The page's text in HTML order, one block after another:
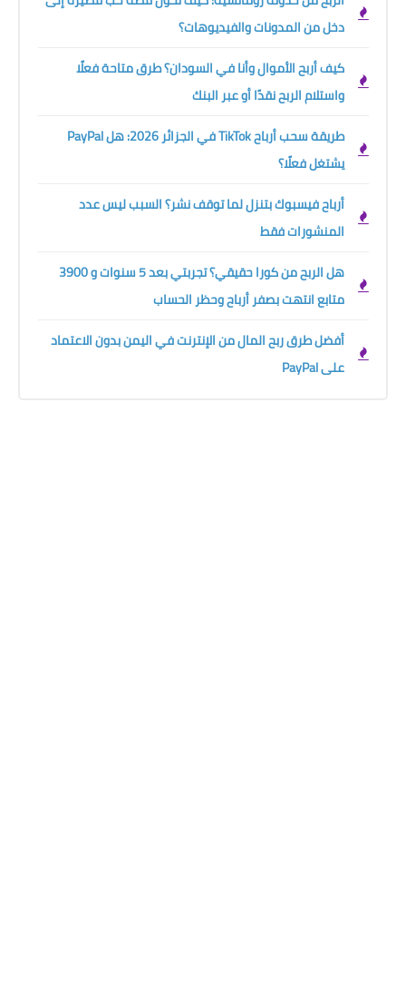
دخل من المدونات والفيديوهات؟
كيف أربح الأموال وأنا في السودان؟ طرق متاحة فعلًا
واستلام الربح نقدًا أو عبر البنك
طريقة سحب أرباح TikTok في الجزائر 2026: هل PayPal
يشتغل فعلًا؟
أرباح فيسبوك بتنزل لما توقف نشر؟ السبب ليس عدد
المنشورات فقط
هل الربح من كورا حقيقي؟ تجربتي بعد 5 سنوات و 3900
متابع انتهت بصفر أرباح وحظر الحساب
أفضل طرق ربح المال من الإنترنت في اليمن بدون الاعتماد
على PayPal